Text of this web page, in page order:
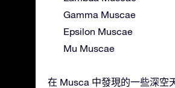
Gamma Muscae
Epsilon Muscae
Mu Muscae
在 Musca 中發現的一些深空